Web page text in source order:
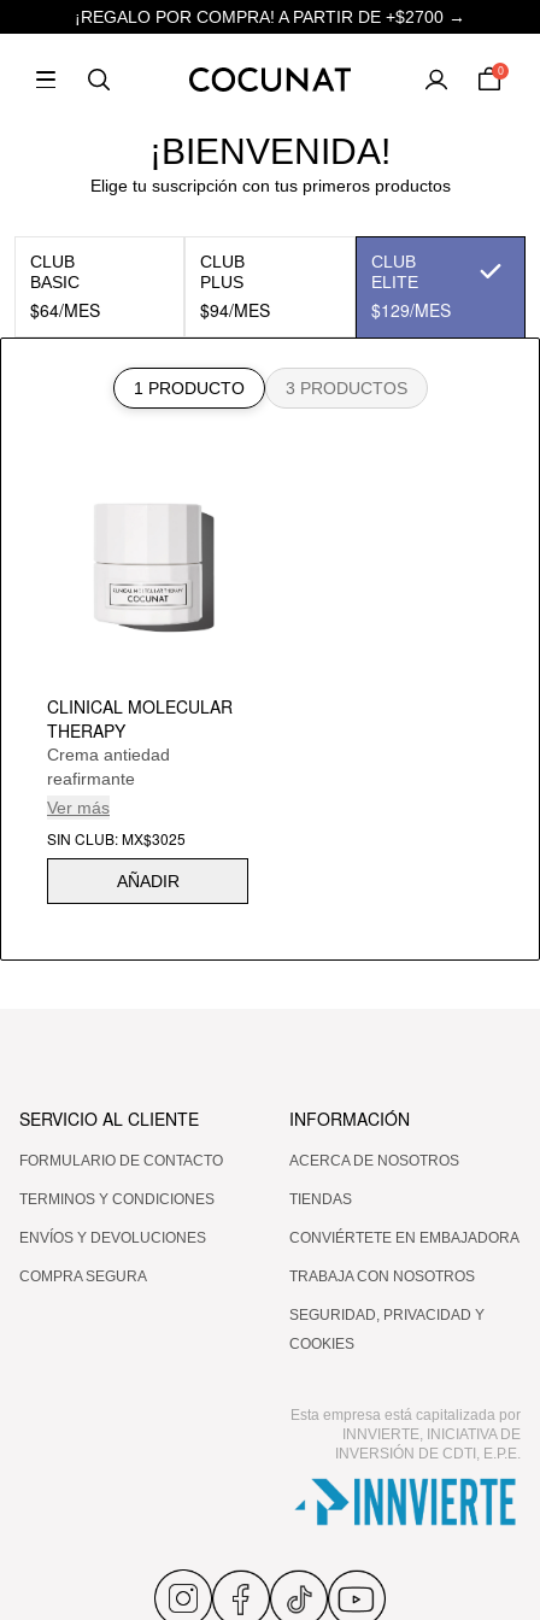
¡REGALO POR COMPRA! A PARTIR DE +$2700 →
0
¡BIENVENIDA!
Elige tu suscripción con tus primeros productos
CLUB
BASIC
$64/MES
CLUB
PLUS
$94/MES
CLUB
ELITE
$129/MES
1 PRODUCTO 3 PRODUCTOS
CLINICAL MOLECULAR
THERAPY
Crema antiedad
reafirmante
Ver más
SIN CLUB: MX$3025
AÑADIR
SERVICIO AL CLIENTE
FORMULARIO DE CONTACTO
TERMINOS Y CONDICIONES
ENVÍOS Y DEVOLUCIONES
COMPRA SEGURA
INFORMACIÓN
ACERCA DE NOSOTROS
TIENDAS
CONVIÉRTETE EN EMBAJADORA
TRABAJA CON NOSOTROS
SEGURIDAD, PRIVACIDAD Y
COOKIES
Esta empresa está capitalizada por
INNVIERTE, INICIATIVA DE
INVERSIÓN DE CDTI, E.P.E.